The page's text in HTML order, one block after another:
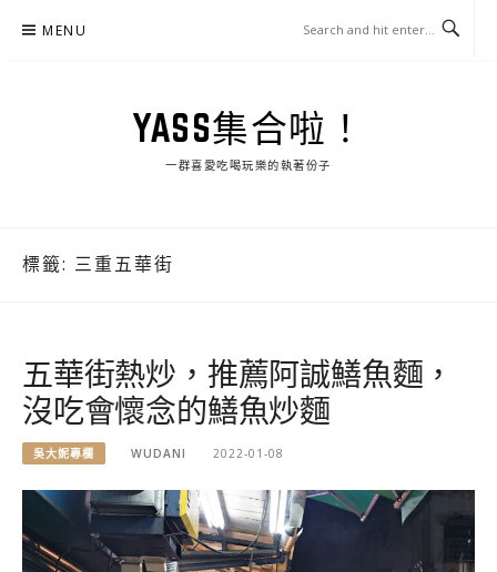
MENU
YASS集合啦！
一群喜愛吃喝玩樂的執著份子
標籤: 三重五華街
五華街熱炒，推薦阿誠鱔魚麵，
沒吃會懷念的鱔魚炒麵
吳大妮專欄 WUDANI 2022-01-08